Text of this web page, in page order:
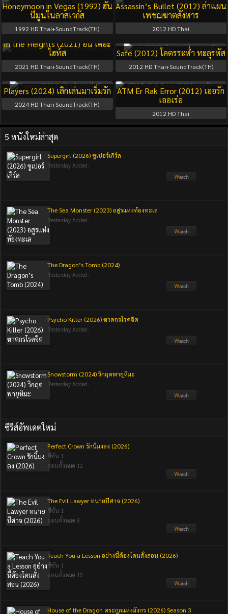
Honeymoon in Vegas (1992) ฮัน
นีมูนในลาสเวกัส
1992 HD Thai+SoundTrack(TH)
Assassin’s Bullet (2012) ล่าแผน
เพชฌฆาตสังหาร
2012 HD Thai
In the Heights (2021) อิน เดอะ
ไฮท์ส
2021 HD Thai+SoundTrack(TH)
Safe (2012) โคตรระห่ำ ทะลุรหัส
2012 HD Thai+SoundTrack(TH)
Players (2024) เลิกเล่นมาเริ่มรัก
2024 HD Thai+SoundTrack(TH)
ATM Er Rak Error (2012) เออรัก
เออเร่อ
2012 HD Thai
5 หนังใหม่ล่าสุด
Supergirl (2026) ซูเปอร์เกิร์ล
Yesterday Added.
The Sea Monster (2023) อสูรแห่งท้องทะเล
Yesterday Added.
The Dragon’s Tomb (2024)
Yesterday Added.
Psycho Killer (2026) ฆาตกรโรคจิต
Yesterday Added.
Snowstorm (2024) วิกฤตพายุหิมะ
Yesterday Added.
ซีรีส์อัพเดตใหม่
Perfect Crown รักนี้มงลง (2026)
ซีซัน 1
ตอนทั้งหมด 12
The Evil Lawyer ทนายปีศาจ (2026)
ซีซัน 1
ตอนทั้งหมด 8
Teach You a Lesson อย่างนี้ต้องโดนสั่งสอน (2026)
ซีซัน 1
ตอนทั้งหมด 10
House of the Dragon ตระกูลแห่งมังกร (2026) Season 3